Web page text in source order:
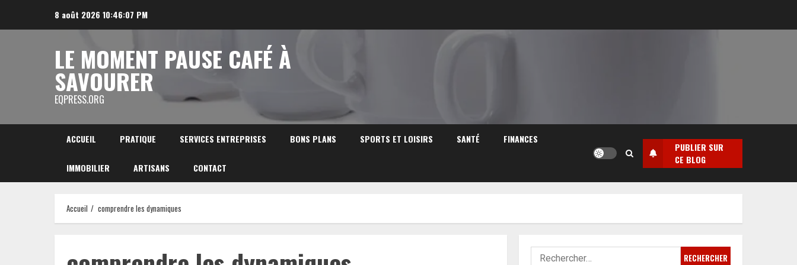
8 août 2026 10:46:08 PM
LE MOMENT PAUSE CAFÉ À
SAVOURER
EQPRESS.ORG
ACCUEIL PRATIQUE SERVICES ENTREPRISES BONS PLANS SPORTS ET LOISIRS SANTÉ FINANCES
IMMOBILIER ARTISANS CONTACT
PUBLIER SUR
CE BLOG
Accueil comprendre les dynamiques
Rechercher :